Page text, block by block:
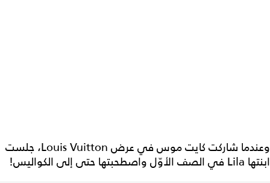
وعندما شاركت كايت موس في عرض Louis Vuitton، جلست
ابنتها Lila في الصف الأوّل واصطحبتها حتى إلى الكواليس!